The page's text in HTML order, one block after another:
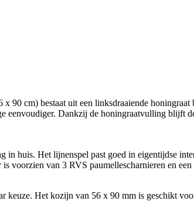
cm) bestaat uit een linksdraaiende honingraat
eenvoudiger. Dankzij de honingraatvulling blijft
in huis. Het lijnenspel past goed in eigentijdse
voorzien van 3 RVS paumellescharnieren en een
Het kozijn van 56 x 90 mm is geschikt